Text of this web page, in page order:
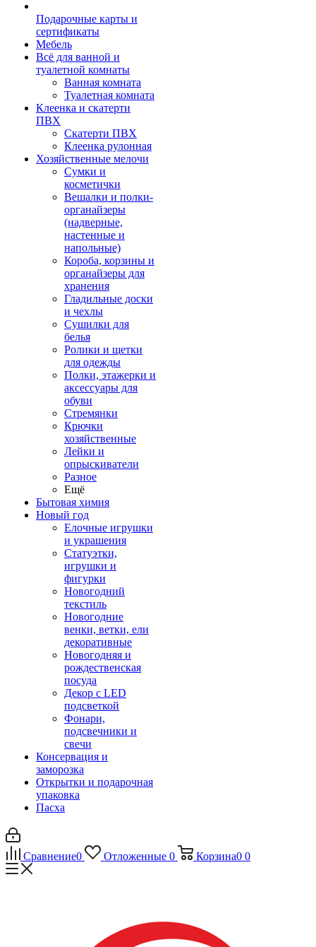
Подарочные карты и
сертификаты
Мебель
Всё для ванной и
туалетной комнаты
Ванная комната
Туалетная комната
Клеенка и скатерти
ПВХ
Скатерти ПВХ
Клеенка рулонная
Хозяйственные мелочи
Сумки и
косметички
Вешалки и полки-
органайзеры
(надверные,
настенные и
напольные)
Короба, корзины и
органайзеры для
хранения
Гладильные доски
и чехлы
Сушилки для
белья
Ролики и щетки
для одежды
Полки, этажерки и
аксессуары для
обуви
Стремянки
Крючки
хозяйственные
Лейки и
опрыскиватели
Разное
Ещё
Бытовая химия
Новый год
Елочные игрушки
и украшения
Статуэтки,
игрушки и
фигурки
Новогодний
текстиль
Новогодние
венки, ветки, ели
декоративные
Новогодняя и
рождественская
посуда
Декор с LED
подсветкой
Фонари,
подсвечники и
свечи
Консервация и
заморозка
Открытки и подарочная
упаковка
Пасха
Сравнение0 Отложенные 0 Корзина0 0